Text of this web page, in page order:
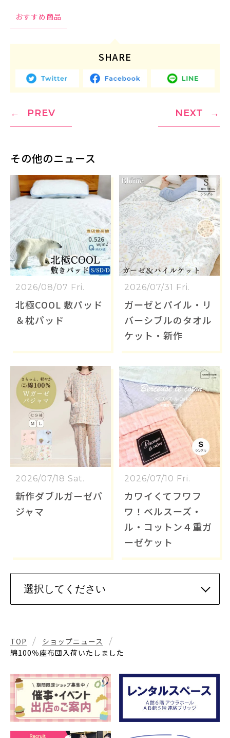
おすすめ商品
SHARE
PREV NEXT
その他のニュース
2026/08/07 Fri.
北極COOL 敷パッド
＆枕パッド
2026/07/31 Fri.
ガーゼとパイル・リ
バーシブルのタオル
ケット・新作
2026/07/18 Sat.
新作ダブルガーゼパ
ジャマ
2026/07/10 Fri.
カワイくてフワフ
ワ！ベルスーズ・
ル・コットン４重ガ
ーゼケット
TOP
ショップニュース
綿100％座布団入荷いたしました